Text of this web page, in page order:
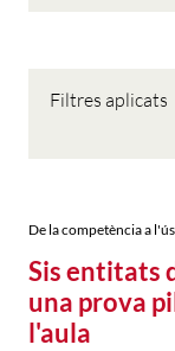
Filtres aplicats
De la competència a
Sis entitats
una prova
l'aula